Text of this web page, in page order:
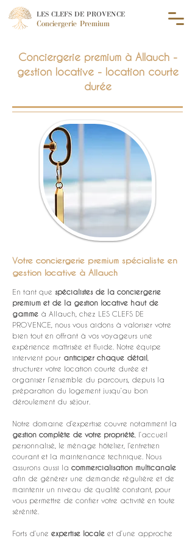
LES CLEFS DE PROVENCE
Conciergerie Premium
Conciergerie premium à Allauch -
gestion locative - location courte
durée
Votre conciergerie premium spécialiste en
gestion locative à Allauch
En tant que spécialistes de la conciergerie
premium et de la gestion locative haut de
gamme à Allauch, chez LES CLEFS DE
PROVENCE, nous vous aidons à valoriser votre
bien tout en offrant à vos voyageurs une
expérience maîtrisée et fluide. Notre équipe
intervient pour anticiper chaque détail
structurer votre location courte durée et
organiser l’ensemble du parcours, depuis la
préparation du logement jusqu’au bon
déroulement du séjour.
Notre domaine d’expertise couvre notamment la
gestion complète de votre propriété , l’accueil
personnalisé, le ménage hôtelier, l’entretien
courant et la maintenance technique. Nous
assurons aussi la commercialisation multicanale
afin de générer une demande régulière et de
maintenir un niveau de qualité constant, pour
vous permettre de confier votre activité en toute
sérénité.
Forts d’une expertise locale et d’une approche